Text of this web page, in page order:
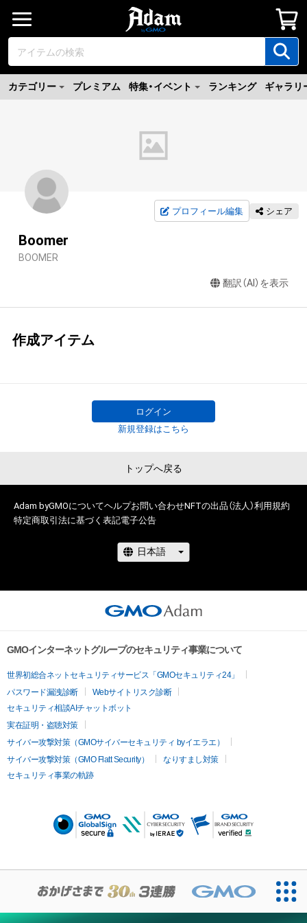
カテゴリー プレミアム 特集・イベント ランキング ギャラリ
プロフィール編集 シェア
Boomer
BOOMER
翻訳（AI）を表示
作成アイテム
ログイン
新規登録はこちら
トップへ戻る
Adam byGMOについてヘルプお問い合わせNFTの出品（法人）利用規約
特定商取引法に基づく表記電子公告
GMOインターネットグループのセキュリティ事業について
世界初総合ネットセキュリティサービス「GMOセキュリティ24」
パスワード漏洩診断
Webサイトリスク診断
セキュリティ相談AIチャットボット
実在証明・盗聴対策
サイバー攻撃対策（GMOサイバーセキュリティ byイエラエ）
サイバー攻撃対策（GMO Flatt Security）
なりすまし対策
セキュリティ事業の軌跡